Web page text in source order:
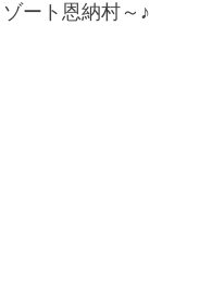
ート恩納村～♪